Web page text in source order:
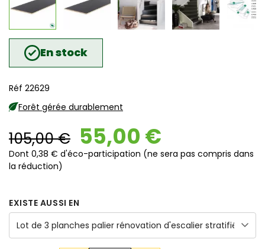
En stock
Réf 22629
Forêt gérée durablement
105,00 € 55,00 €
Dont 0,38 € d'éco-participation (ne sera pas compris dans
la réduction)
EXISTE AUSSI EN